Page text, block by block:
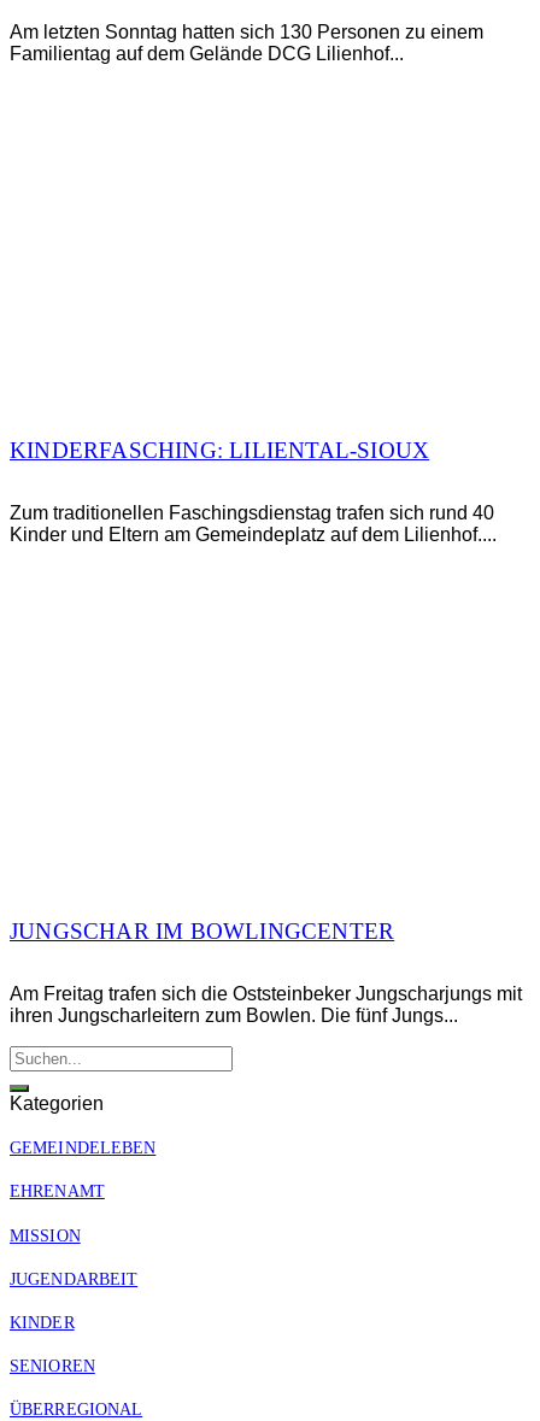
Am letzten Sonntag hatten sich 130 Personen zu einem
Familientag auf dem Gelände DCG Lilienhof...
KINDERFASCHING: LILIENTAL-SIOUX
Zum traditionellen Faschingsdienstag trafen sich rund 40
Kinder und Eltern am Gemeindeplatz auf dem Lilienhof....
JUNGSCHAR IM BOWLINGCENTER
Am Freitag trafen sich die Oststeinbeker Jungscharjungs mit
ihren Jungscharleitern zum Bowlen. Die fünf Jungs...
Kategorien
GEMEINDELEBEN
EHRENAMT
MISSION
JUGENDARBEIT
KINDER
SENIOREN
ÜBERREGIONAL